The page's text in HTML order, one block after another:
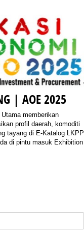
| AOE 2025
memberikan
profil daerah, komoditi
tayang di E-Katalog LKPP
di pintu masuk Exhibition